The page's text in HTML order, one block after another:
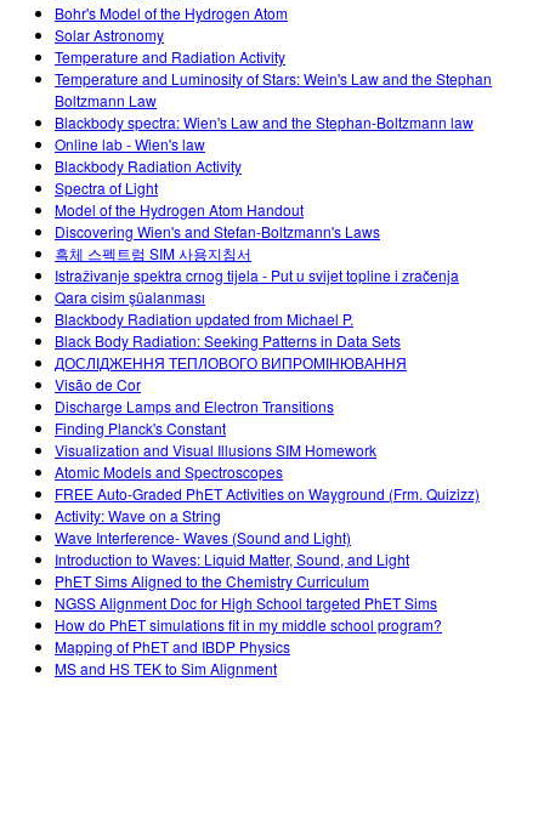
SceneryStack OSE
Impact Report
Bohr's Model of the Hydrogen Atom
Solar Astronomy
Temperature and Radiation Activity
Temperature and Luminosity of Stars: Wein's Law and the Stephan
Boltzmann Law
Blackbody spectra: Wien's Law and the Stephan-Boltzmann law
Online lab - Wien's law
Blackbody Radiation Activity
Spectra of Light
Model of the Hydrogen Atom Handout
Discovering Wien's and Stefan-Boltzmann's Laws
흑체 스펙트럼 SIM 사용지침서
Istraživanje spektra crnog tijela - Put u svijet topline i zračenja
Qara cisim şüalanması
Blackbody Radiation updated from Michael P.
Black Body Radiation: Seeking Patterns in Data Sets
ДОСЛІДЖЕННЯ ТЕПЛОВОГО ВИПРОМІНЮВАННЯ
Visão de Cor
Discharge Lamps and Electron Transitions
Finding Planck's Constant
Visualization and Visual Illusions SIM Homework
Atomic Models and Spectroscopes
FREE Auto-Graded PhET Activities on Wayground (Frm. Quizizz)
Activity: Wave on a String
Wave Interference- Waves (Sound and Light)
Introduction to Waves: Liquid Matter, Sound, and Light
PhET Sims Aligned to the Chemistry Curriculum
NGSS Alignment Doc for High School targeted PhET Sims
How do PhET simulations fit in my middle school program?
Mapping of PhET and IBDP Physics
MS and HS TEK to Sim Alignment